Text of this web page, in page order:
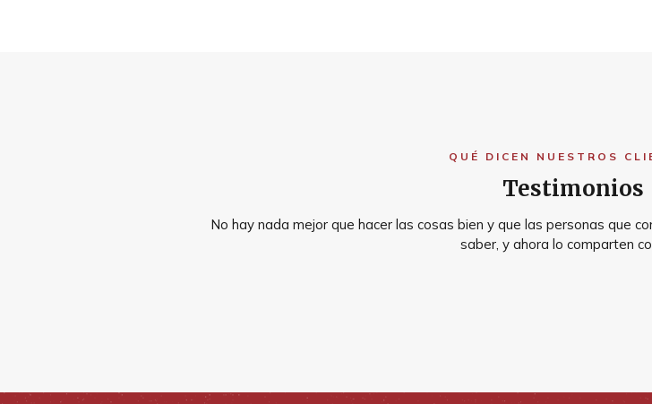
QUÉ DICEN NUESTROS
Testimonios
No hay nada mejor que hacer las cosas bien y que las personas que
saber, y ahora lo comparten